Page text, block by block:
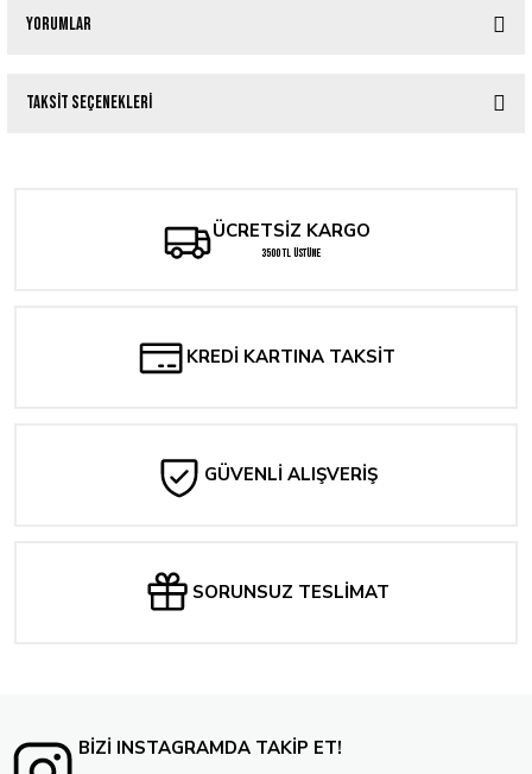
Yorumlar
Taksit Seçenekleri
ÜCRETSİZ KARGO
3500 TL ÜSTÜNE
KREDİ KARTINA TAKSİT
GÜVENLİ ALIŞVERİŞ
SORUNSUZ TESLİMAT
BİZİ INSTAGRAMDA TAKİP ET!